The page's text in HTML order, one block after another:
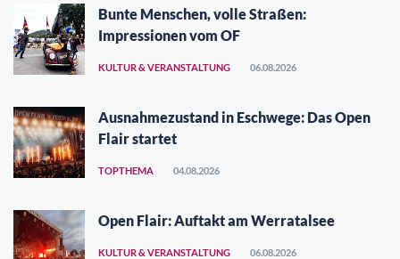
Bunte Menschen, volle Straßen:
Impressionen vom OF
KULTUR & VERANSTALTUNG 06.08.2026
Ausnahmezustand in Eschwege: Das Open
Flair startet
TOPTHEMA 04.08.2026
Open Flair: Auftakt am Werratalsee
KULTUR & VERANSTALTUNG 06.08.2026